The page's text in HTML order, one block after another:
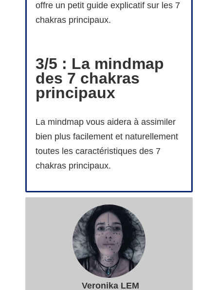
offre un petit guide explicatif sur les 7
chakras principaux.
3/5 : La mindmap
des 7 chakras
principaux
La mindmap vous aidera à assimiler
bien plus facilement et naturellement
toutes les caractéristiques des 7
chakras principaux.
Veronika LEM